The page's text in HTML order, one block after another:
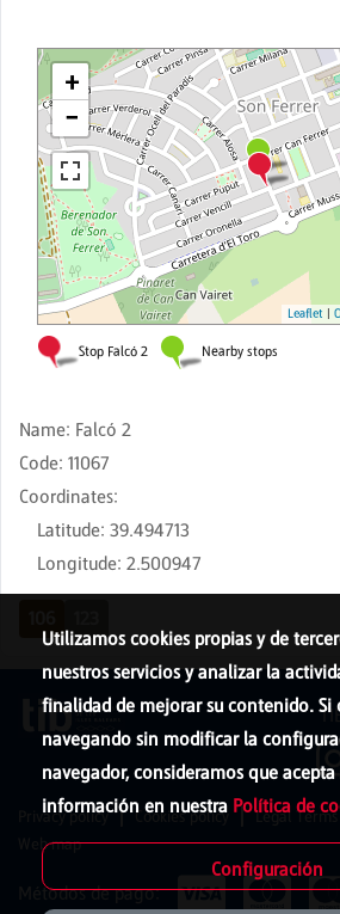
Name: Falcó 2
Code: 11067
Coordinates:
Latitude: 39.494713
Longitude: 2.500947
Utilizamos cookies propias y de
nuestros servicios y analizar la
finalidad de mejorar su contenido. Si
navegando sin modificar la
navegador, consideramos que acepta
información en nuestra Política de
Configuración
Privacy policy Cookies policy
Legal Terms
Web map
Métodos de pago: